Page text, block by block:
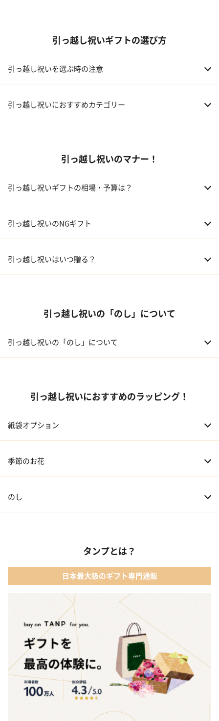
引っ越し祝いギフトの選び方
引っ越し祝いを選ぶ時の注意
引っ越し祝いにおすすめカテゴリー
03 スイーツ
05 ギフトカタログ
引っ越し祝いのマナー！
引っ越し祝いギフトの相場・予算は？
02 友人、同僚 5,000～10,000円
引っ越し祝いのNGギフト
引っ越し祝いはいつ贈る？
引っ越し祝いの「のし」について
引っ越し祝いの「のし」について
引っ越し祝いにおすすめのラッピング！
紙袋オプション
季節のお花
のし
タンプとは？
日本最大級のギフト専門通販